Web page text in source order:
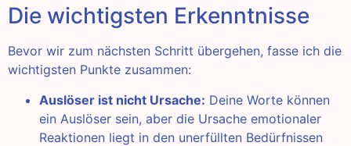
Die wichtigsten Erkenntnisse
Bevor wir zum nächsten Schritt übergehen, fasse ich die
wichtigsten Punkte zusammen:
Auslöser ist nicht Ursache: Deine Worte können
ein Auslöser sein, aber die Ursache emotionaler
Reaktionen liegt in den unerfüllten Bedürfnissen